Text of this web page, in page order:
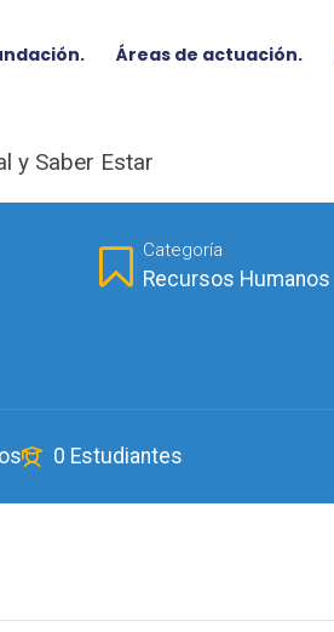
Áreas de actuación.
y Saber Estar
Categoría
Recursos Humanos
0 Estudiantes